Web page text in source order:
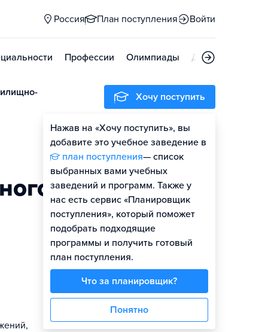
Россия План поступления Войти
Профессии Олимпиады Дни открытых
Хочу поступить
Нажав на «Хочу поступить», вы
добавите это учебное заведение в
план поступления— список
выбранных вами учебных
заведений и программ. Также у
нас есть сервис «Планировщик
поступления», который поможет
подобрать подходящие
программы и получить готовый
план поступления.
Что за планировщик?
Понятно